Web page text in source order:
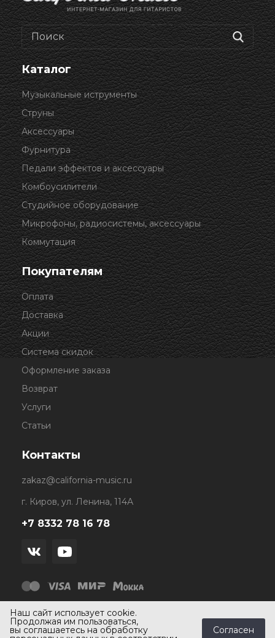
Каталог
Музыкальные иструменты
Струны
Аксессуары
Фурнитура
Педали эффектов и аксессуары
Комбоусилители
Студийное оборудование
Микрофоны, радиосистемы, аксессуары
Коммутация
Покупателям
Оплата
Доставка
Акции
Система скидок
Оформление заказа
Возврат
Услуги
Статьи
Контакты
zakaz@california-music.ru
г. Киров, ул. Ленина, 114А
+7 8332 78 16 78
Наш сайт использует cookie.
Продолжая им пользоваться,
вы соглашаетесь на обработку Согласен